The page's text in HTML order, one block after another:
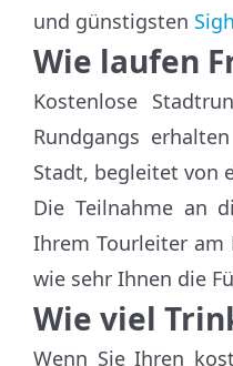
und günstigsten
Wie laufen
Kostenlose
Rundgangs
Stadt, begleitet von
Die Teilnahme an
Ihrem Tourleiter am
wie sehr Ihnen die
Wie viel
Wenn Sie Ihren